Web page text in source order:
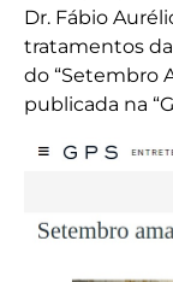
Dr. Fábio
tratamentos
do “Setembro
publicada na